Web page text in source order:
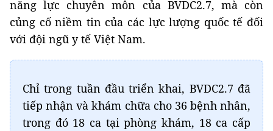
năng lực chuyên môn của BVDC2.7, mà còn
củng cố niềm tin của các lực lượng quốc tế đối
với đội ngũ y tế Việt Nam.
Chỉ trong tuần đầu triển khai, BVDC2.7 đã
tiếp nhận và khám chữa cho 36 bệnh nhân,
trong đó 18 ca tại phòng khám, 18 ca cấp